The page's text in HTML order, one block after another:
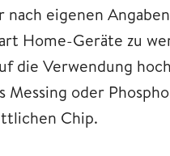
nach eigenen
Home-Geräte zu
die Verwendung
oder
Chip.